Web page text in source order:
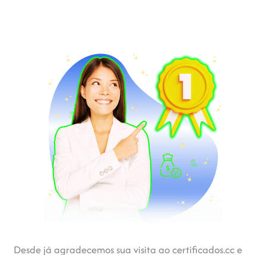
Desde já agradecemos sua visita ao certificados.cc e